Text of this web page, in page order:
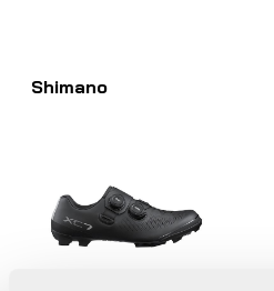
Shimano